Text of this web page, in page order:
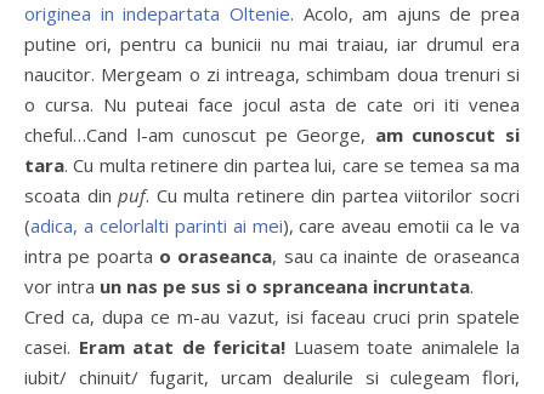
originea in indepartata Oltenie. Acolo, am ajuns de prea
putine ori, pentru ca bunicii nu mai traiau, iar drumul era
naucitor. Mergeam o zi intreaga, schimbam doua trenuri si
o cursa. Nu puteai face jocul asta de cate ori iti venea
cheful…Cand l-am cunoscut pe George, am cunoscut si
tara. Cu multa retinere din partea lui, care se temea sa ma
scoata dinpuf. Cu multa retinere din partea viitorilor socri
(adica, a celorlalti parinti ai mei), care aveau emotii ca le va
intra pe poarta o oraseanca, sau ca inainte de oraseanca
vor intra un nas pe sus si o spranceana incruntata.
Cred ca, dupa ce m-au vazut, isi faceau cruci prin spatele
casei. Eram atat de fericita! Luasem toate animalele la
iubit/ chinuit/ fugarit, urcam dealurile si culegeam flori,